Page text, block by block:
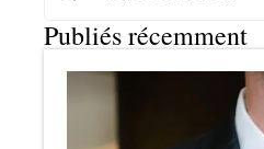
Publiés récemment